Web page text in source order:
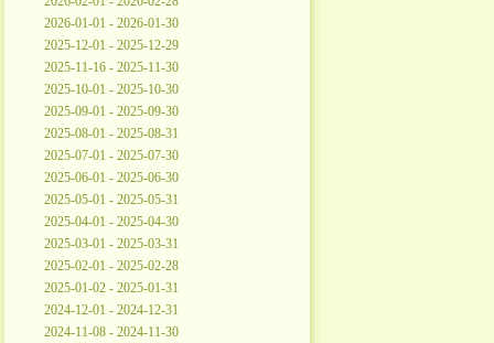
2026-01-01 - 2026-01-30
2025-12-01 - 2025-12-29
2025-11-16 - 2025-11-30
2025-10-01 - 2025-10-30
2025-09-01 - 2025-09-30
2025-08-01 - 2025-08-31
2025-07-01 - 2025-07-30
2025-06-01 - 2025-06-30
2025-05-01 - 2025-05-31
2025-04-01 - 2025-04-30
2025-03-01 - 2025-03-31
2025-02-01 - 2025-02-28
2025-01-02 - 2025-01-31
2024-12-01 - 2024-12-31
2024-11-08 - 2024-11-30